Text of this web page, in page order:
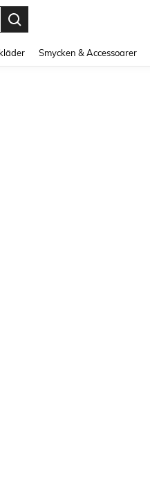
Smycken & Accessoarer